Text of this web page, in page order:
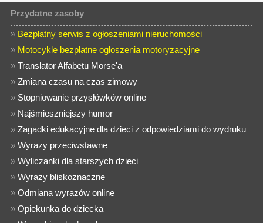
Przydatne zasoby
» Bezpłatny serwis z ogłoszeniami nieruchomości
» Motocykle bezpłatne ogłoszenia motoryzacyjne
»Translator Alfabetu Morse'a
»Zmiana czasu na czas zimowy
» Stopniowanie przysłówków online
» Najśmieszniejszy humor
»Zagadki edukacyjne dla dzieci z odpowiedziami do wydruku
»Wyrazy przeciwstawne
»Wyliczanki dla starszych dzieci
»Wyrazy bliskoznaczne
»Odmiana wyrazów online
»Opiekunka do dziecka